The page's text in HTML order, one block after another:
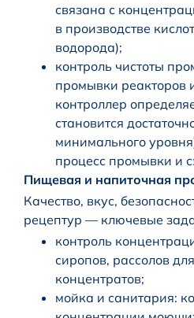
связана с
в производстве
водорода);
контроль чистоты
промывки реакторов
контроллер
становится
минимального
процесс промывки и
Пищевая и напиточная
Качество, вкус,
рецептур — ключевые
контроль
сиропов, рассолов
концентратов;
мойка и санитария: